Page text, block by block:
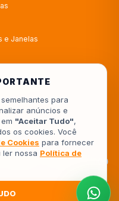
e Janelas
- PR, 86041-000
para
anúncios e
"Aceitar Tudo",
os cookies. Você
Cookies para fornecer
ler nossa Política de